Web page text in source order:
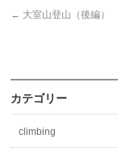
← 大室山登山（後編）
カテゴリー
climbing